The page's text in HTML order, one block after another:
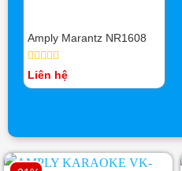
Amply Marantz NR1608
Được
Liên hệ